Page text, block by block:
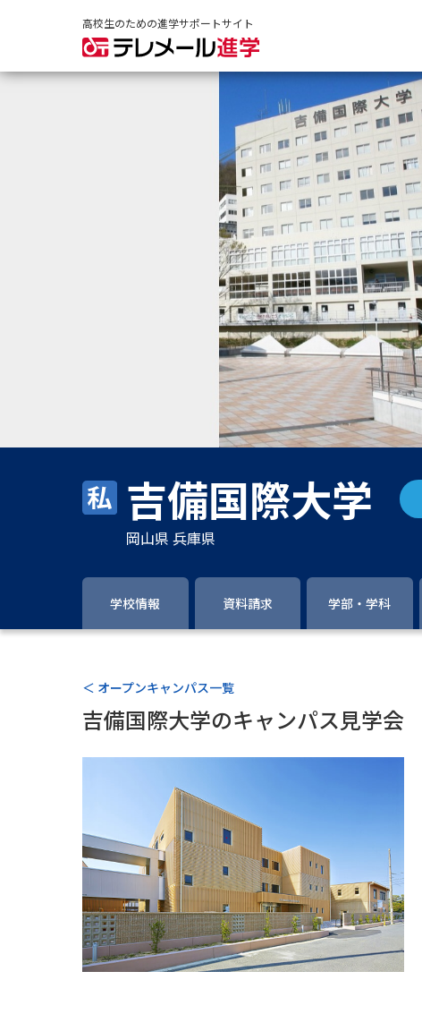
高校生のための進学サポートサイト
吉備国際大学
岡山県 兵庫県
学校情報 資料請求 学部・学科
＜ オープンキャンパス一覧
吉備国際大学のキャンパス見学会